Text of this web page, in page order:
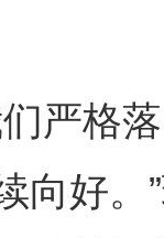
格落
向好。